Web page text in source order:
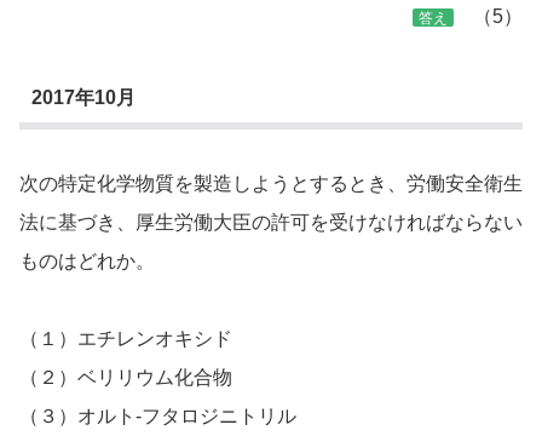
答え （5）
2017年10月
次の特定化学物質を製造しようとするとき、労働安全衛生
法に基づき、厚生労働大臣の許可を受けなければならない
ものはどれか。
（１）エチレンオキシド
（２）ベリリウム化合物
（３）オルト-フタロジニトリル